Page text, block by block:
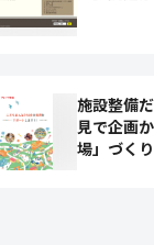
施設整備
見で企画
場」づく